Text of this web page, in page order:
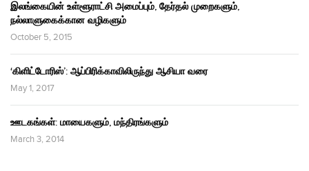
இலங்கையின் உள்ளூராட்சி அமைப்பும், தேர்தல் முறைகளும்,
நல்லாளுகைக்கான வழிகளும்
October 5, 2015
‘கிளிட்டோரிஸ்’: ஆப்பிரிக்காவிலிருந்து ஆசியா வரை
May 1, 2017
ஊடகங்கள்: மாயைகளும், மந்திரங்களும்
March 3, 2014